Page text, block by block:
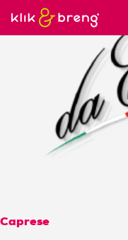
Caprese